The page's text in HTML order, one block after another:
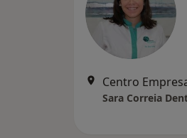
Sara Correia